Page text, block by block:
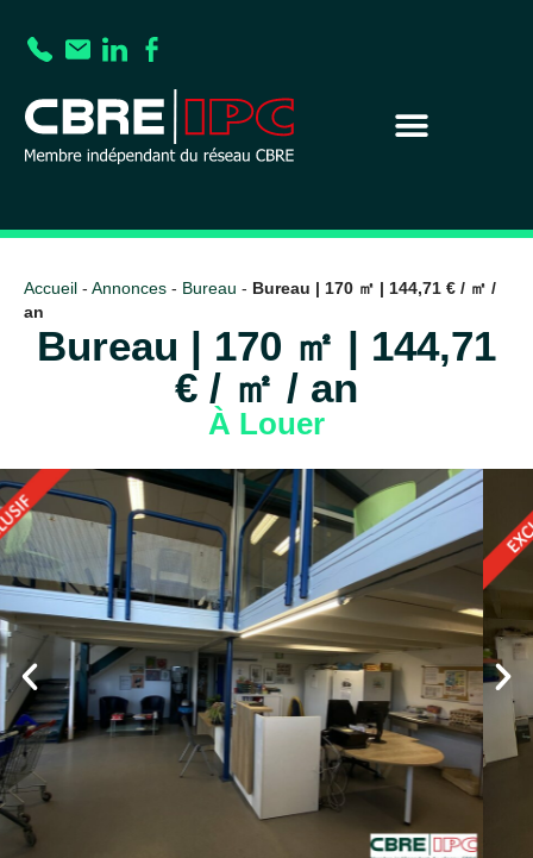
Accueil - Annonces - Bureau - Bureau | 170 ㎡ | 144,71 € / ㎡ /
an
Bureau | 170 ㎡ | 144,71
€ / ㎡ / an
À Louer